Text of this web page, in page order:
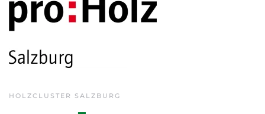
HOLZCLUSTER SALZBURG